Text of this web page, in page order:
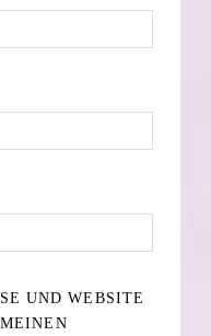
UND WEBSITE